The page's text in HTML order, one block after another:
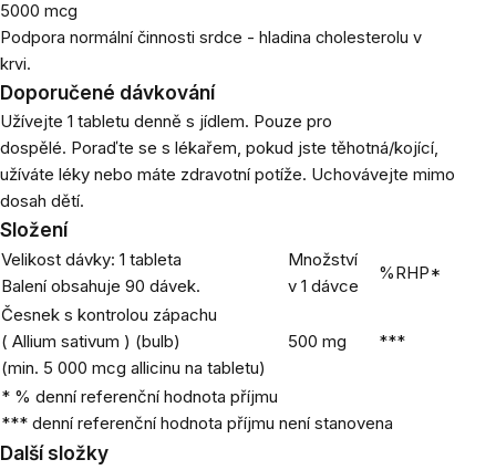
5000 mcg
Podpora normální činnosti srdce - hladina cholesterolu v
krvi.
Doporučené dávkování
Užívejte 1 tabletu denně s jídlem. Pouze pro
dospělé. Poraďte se s lékařem, pokud jste těhotná/kojící,
užíváte léky nebo máte zdravotní potíže. Uchovávejte mimo
dosah dětí.
Složení
Velikost dávky: 1 tableta
Balení obsahuje 90 dávek.
Množství
v 1 dávce
%RHP*
Česnek s kontrolou zápachu
( Allium sativum ) (bulb)
(min. 5 000 mcg allicinu na tabletu)
500 mg ***
* % denní referenční hodnota příjmu
*** denní referenční hodnota příjmu není stanovena
Další složky